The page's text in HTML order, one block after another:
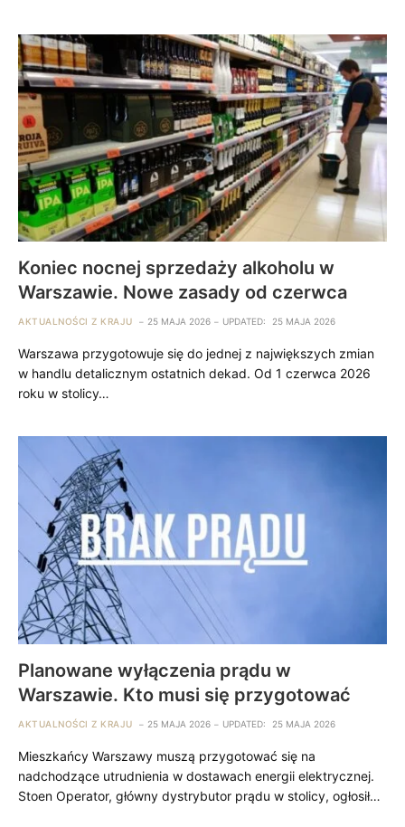
Koniec nocnej sprzedaży alkoholu w
Warszawie. Nowe zasady od czerwca
AKTUALNOŚCI Z KRAJU 25 MAJA 2026 UPDATED: 25 MAJA 2026
Warszawa przygotowuje się do jednej z największych zmian
w handlu detalicznym ostatnich dekad. Od 1 czerwca 2026
roku w stolicy…
Planowane wyłączenia prądu w
Warszawie. Kto musi się przygotować
AKTUALNOŚCI Z KRAJU 25 MAJA 2026 UPDATED: 25 MAJA 2026
Mieszkańcy Warszawy muszą przygotować się na
nadchodzące utrudnienia w dostawach energii elektrycznej.
Stoen Operator, główny dystrybutor prądu w stolicy, ogłosił…